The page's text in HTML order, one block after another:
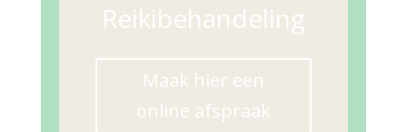
Reikibehandeling
Maak hier een
online afspraak